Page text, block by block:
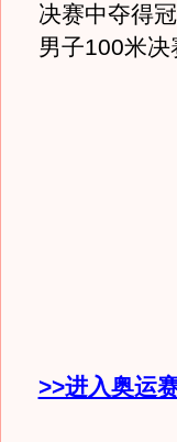
决赛中夺得
男子100米
>>进入奥运